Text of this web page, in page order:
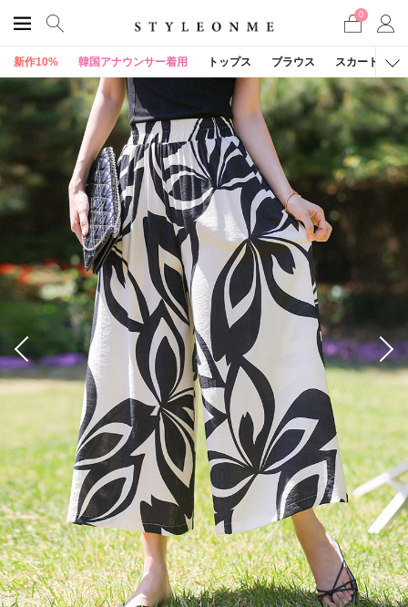
0
新作10% 韓国アナウンサー着用 トップス ブラウス スカート